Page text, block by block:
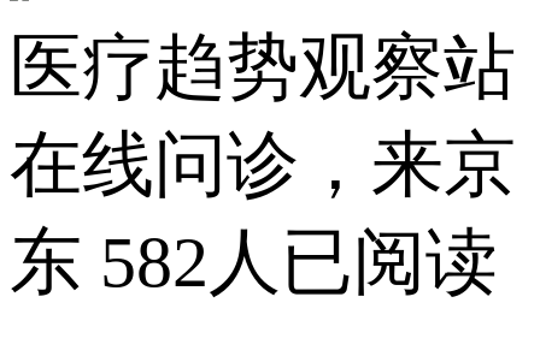
医疗趋势观察站
在线问诊，来京
东 582人已阅读